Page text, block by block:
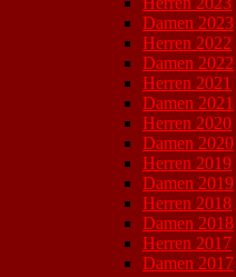
Damen 2023
Herren 2022
Damen 2022
Herren 2021
Damen 2021
Herren 2020
Damen 2020
Herren 2019
Damen 2019
Herren 2018
Damen 2018
Herren 2017
Damen 2017